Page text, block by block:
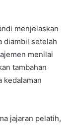
menjelaskan
diambil setelah
menilai
tambahan
kedalaman
jajaran pelatih,